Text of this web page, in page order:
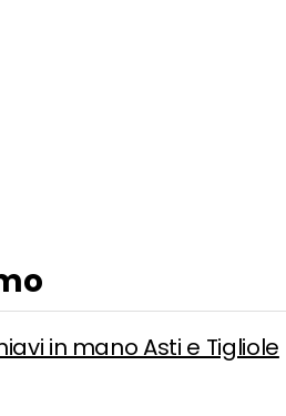
in mano Asti e Tigliole